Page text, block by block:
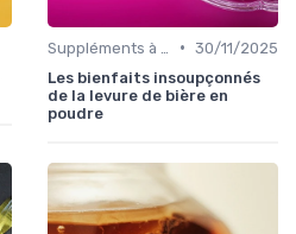
• 30/11/2025
Les bienfaits insoupçonnés
de la levure de bière en
poudre